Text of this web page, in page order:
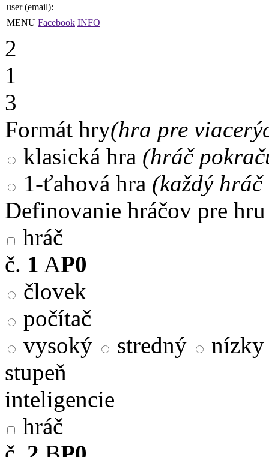
user (email):
MENU Facebook INFO
2
1
3
Formát hry(hra pre
klasická hra (hráč
1-ťahová hra (každý
Definovanie hráčov pre hru
hráč
č. 1 AP0
človek
počítač
vysoký
stredný
nízky
stupeň
inteligencie
hráč